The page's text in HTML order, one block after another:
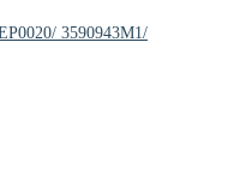
3590943M1/